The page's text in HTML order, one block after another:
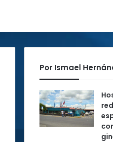
Por Ismael